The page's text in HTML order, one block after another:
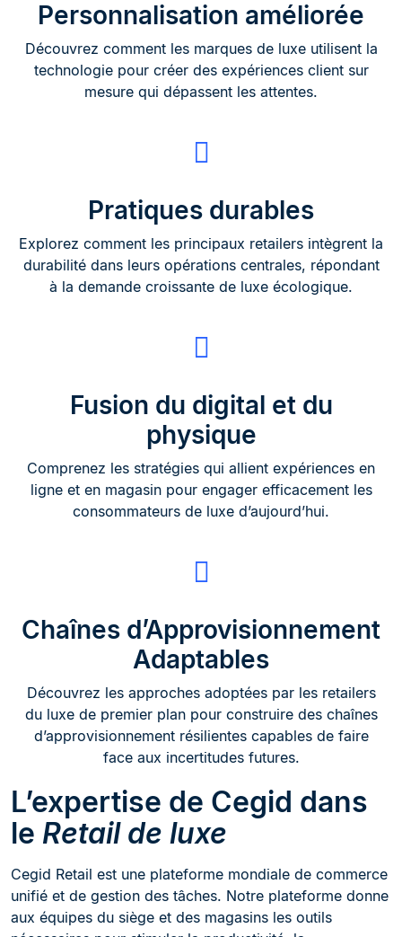
Personnalisation améliorée
Découvrez comment les marques de luxe utilisent la
technologie pour créer des expériences client sur
mesure qui dépassent les attentes.
Pratiques durables
Explorez comment les principaux retailers intègrent la
durabilité dans leurs opérations centrales, répondant
à la demande croissante de luxe écologique.
Fusion du digital et du
physique
Comprenez les stratégies qui allient expériences en
ligne et en magasin pour engager efficacement les
consommateurs de luxe d’aujourd’hui.
Chaînes d’Approvisionnement
Adaptables
Découvrez les approches adoptées par les retailers
du luxe de premier plan pour construire des chaînes
d’approvisionnement résilientes capables de faire
face aux incertitudes futures.
L’expertise de Cegid dans
le Retail de luxe
Cegid Retail est une plateforme mondiale de commerce
unifié et de gestion des tâches. Notre plateforme donne
aux équipes du siège et des magasins les outils